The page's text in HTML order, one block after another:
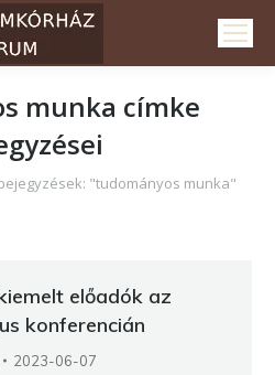
munka címke
"tudományos munka"
előadók az
konferencián
2023-06-07